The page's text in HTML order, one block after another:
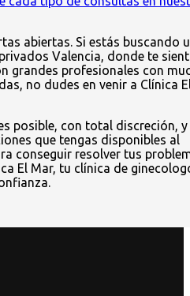
abiertas. Si estás buscando
Valencia, donde te
grandes profesionales con
no dudes en venir a Clínica
posible, con total discreción, y
que tengas disponibles al
conseguir resolver tus
El Mar, tu clínica de